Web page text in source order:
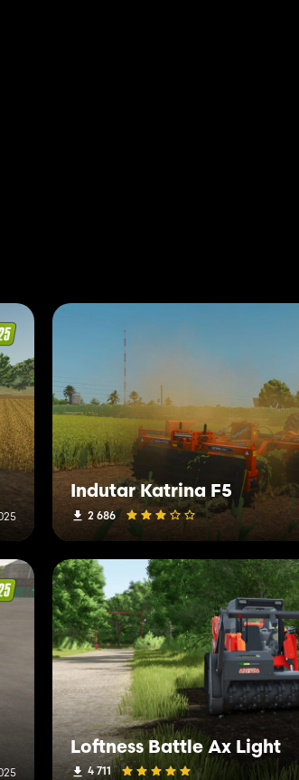
Indutar Katrina F5
2 686
Loftness Battle Ax Light
4 711